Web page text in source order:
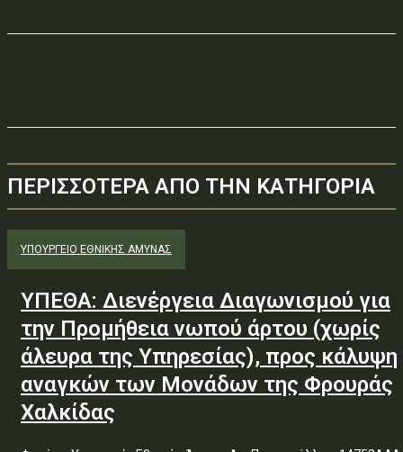
ΠΕΡΙΣΣΟΤΕΡΑ ΑΠΟ ΤΗΝ ΚΑΤΗΓΟΡΙΑ
ΥΠΟΥΡΓΕΊΟ ΕΘΝΙΚΉΣ ΆΜΥΝΑΣ
ΥΠΕΘΑ: Διενέργεια Διαγωνισμού για
την Προμήθεια νωπού άρτου (χωρίς
άλευρα της Υπηρεσίας), προς κάλυψη
αναγκών των Μονάδων της Φρουράς
Χαλκίδας